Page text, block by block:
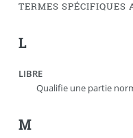
TERMES SPÉCIFIQUES
L
LIBRE
Qualifie une partie
M